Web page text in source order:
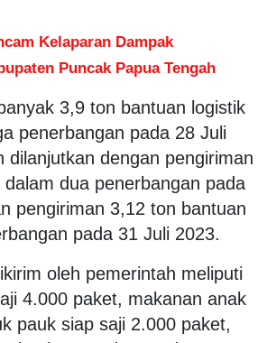
Kelaparan Dampak
Puncak Papua Tengah
3,9 ton bantuan logistik
penerbangan pada 28 Juli
dilanjutkan dengan pengiriman
dua penerbangan pada
pengiriman 3,12 ton bantuan
pada 31 Juli 2023.
oleh pemerintah meliputi
4.000 paket, makanan anak
pauk siap saji 2.000 paket,